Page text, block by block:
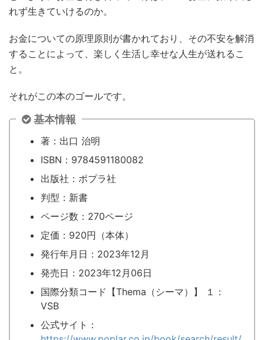
れず生きていけるのか。
お金についての原理原則が書かれており、その不安を解消
することによって、楽しく生活し幸せな人生が送れるこ
と。
それがこの本のゴールです。
基本情報
著：出口 治明
ISBN：9784591180082
出版社：ポプラ社
判型：新書
ページ数：270ページ
定価：920円（本体）
発行年月日：2023年12月
発売日：2023年12月06日
国際分類コード【Thema（シーマ）】 １：
VSB
公式サイト：